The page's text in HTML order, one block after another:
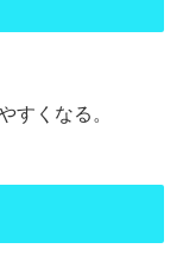
すくなる。